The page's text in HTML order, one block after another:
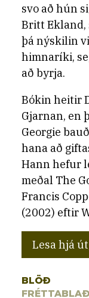
BLÖÐ
svo að hún
Britt
þá nýskilin
himnaríki,
að byrja.
Bókin heitir
Gjarnan, en
Georgie
hana að
Hann hefur
meðal The
Francis
(2002) eftir
Lesa hjá